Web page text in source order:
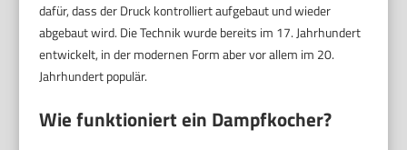
dafür, dass der Druck kontrolliert aufgebaut und wieder
abgebaut wird. Die Technik wurde bereits im 17. Jahrhundert
entwickelt, in der modernen Form aber vor allem im 20.
Jahrhundert populär.
Wie funktioniert ein Dampfkocher?